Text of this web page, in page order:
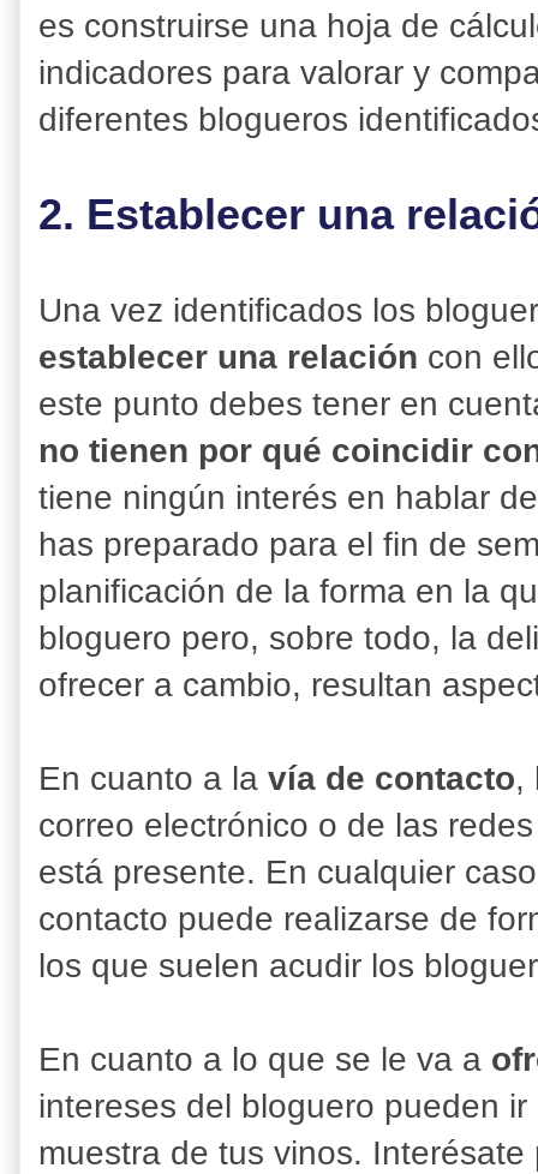
es construirse una hoja de
indicadores para valorar y
diferentes blogueros
2. Establecer una
Una vez identificados los
establecer una relación con
este punto debes tener en
no tienen por qué coincidir
tiene ningún interés en hablar
has preparado para el fin de
planificación de la forma en la
bloguero pero, sobre todo, la
ofrecer a cambio, resultan
En cuanto a la vía de contacto,
correo electrónico o de las
está presente. En cualquier
contacto puede realizarse de
los que suelen acudir los
En cuanto a lo que se le va a
intereses del bloguero pueden
muestra de tus vinos.